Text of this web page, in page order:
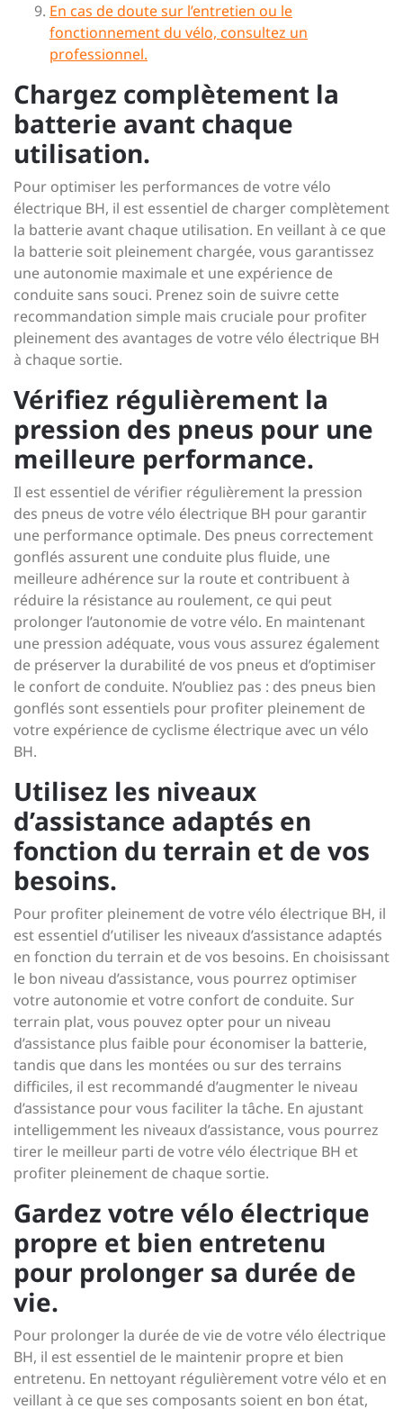
En cas de doute sur l’entretien ou le
fonctionnement du vélo, consultez un
professionnel.
Chargez complètement la
batterie avant chaque
utilisation.
Pour optimiser les performances de votre vélo
électrique BH, il est essentiel de charger complètement
la batterie avant chaque utilisation. En veillant à ce que
la batterie soit pleinement chargée, vous garantissez
une autonomie maximale et une expérience de
conduite sans souci. Prenez soin de suivre cette
recommandation simple mais cruciale pour profiter
pleinement des avantages de votre vélo électrique BH
à chaque sortie.
Vérifiez régulièrement la
pression des pneus pour une
meilleure performance.
Il est essentiel de vérifier régulièrement la pression
des pneus de votre vélo électrique BH pour garantir
une performance optimale. Des pneus correctement
gonflés assurent une conduite plus fluide, une
meilleure adhérence sur la route et contribuent à
réduire la résistance au roulement, ce qui peut
prolonger l’autonomie de votre vélo. En maintenant
une pression adéquate, vous vous assurez également
de préserver la durabilité de vos pneus et d’optimiser
le confort de conduite. N’oubliez pas : des pneus bien
gonflés sont essentiels pour profiter pleinement de
votre expérience de cyclisme électrique avec un vélo
BH.
Utilisez les niveaux
d’assistance adaptés en
fonction du terrain et de vos
besoins.
Pour profiter pleinement de votre vélo électrique BH, il
est essentiel d’utiliser les niveaux d’assistance adaptés
en fonction du terrain et de vos besoins. En choisissant
le bon niveau d’assistance, vous pourrez optimiser
votre autonomie et votre confort de conduite. Sur
terrain plat, vous pouvez opter pour un niveau
d’assistance plus faible pour économiser la batterie,
tandis que dans les montées ou sur des terrains
difficiles, il est recommandé d’augmenter le niveau
d’assistance pour vous faciliter la tâche. En ajustant
intelligemment les niveaux d’assistance, vous pourrez
tirer le meilleur parti de votre vélo électrique BH et
profiter pleinement de chaque sortie.
Gardez votre vélo électrique
propre et bien entretenu
pour prolonger sa durée de
vie.
Pour prolonger la durée de vie de votre vélo électrique
BH, il est essentiel de le maintenir propre et bien
entretenu. En nettoyant régulièrement votre vélo et en
veillant à ce que ses composants soient en bon état,